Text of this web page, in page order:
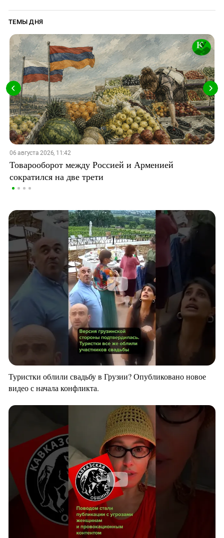
ТЕМЫ ДНЯ
06 августа 2026, 11:42
Товарооборот между Россией и Арменией
сократился на две трети
Туристки облили свадьбу в Грузии? Опубликовано новое
видео с начала конфликта.